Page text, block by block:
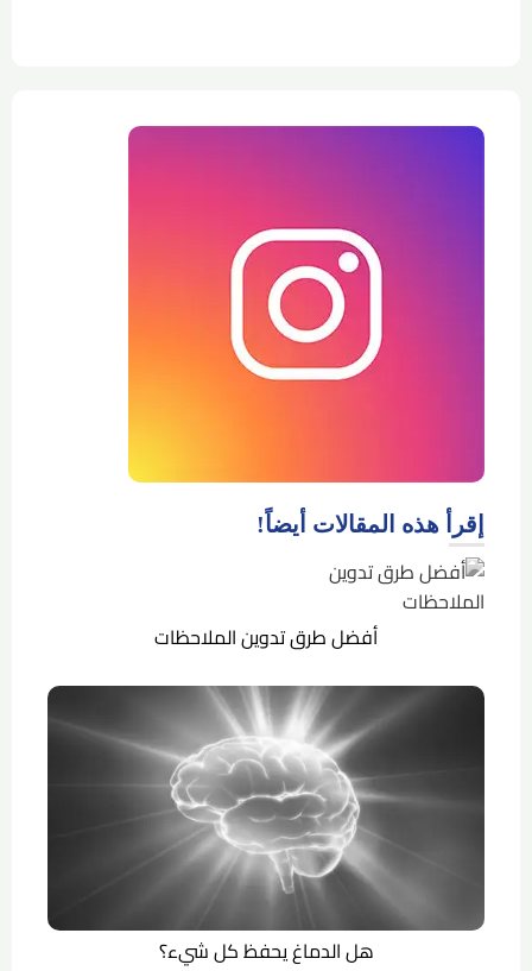
إقرأ هذه المقالات أيضاً!
أفضل طرق تدوين الملاحظات
هل الدماغ يحفظ كل شيء؟